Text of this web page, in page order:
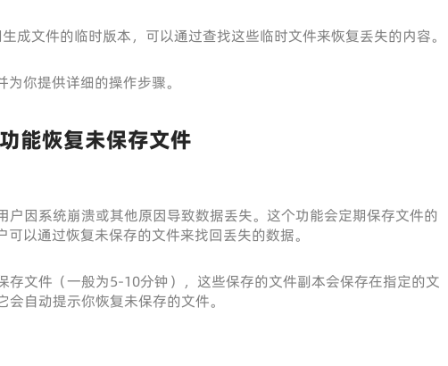
成文件的临时版本，可以通过查找这些临时文件来恢复丢失的内容。
你提供详细的操作步骤。
能恢复未保存文件
户因系统崩溃或其他原因导致数据丢失。这个功能会定期保存文件的
以通过恢复未保存的文件来找回丢失的数据。
存文件（一般为5-10分钟），这些保存的文件副本会保存在指定的文
自动提示你恢复未保存的文件。